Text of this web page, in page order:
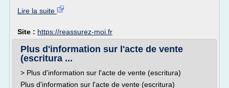
Lire la suite
Site : https://reassurez-moi.fr
Plus d'information sur l'acte de vente
(escritura ...
> Plus d'information sur l'acte de vente (escritura)
Plus d'information sur l'acte de vente (escritura)